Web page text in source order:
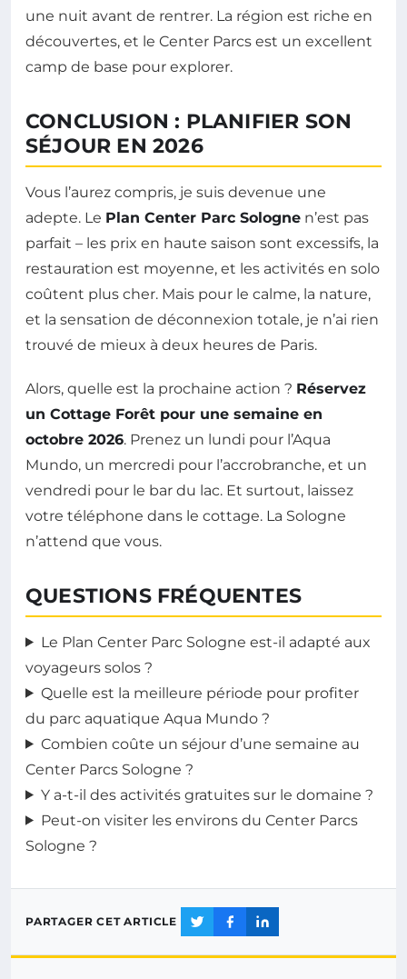
une nuit avant de rentrer. La région est riche en
découvertes, et le Center Parcs est un excellent
camp de base pour explorer.
CONCLUSION : PLANIFIER SON
SÉJOUR EN 2026
Vous l’aurez compris, je suis devenue une
adepte. Le Plan Center Parc Sologne n’est pas
parfait – les prix en haute saison sont excessifs, la
restauration est moyenne, et les activités en solo
coûtent plus cher. Mais pour le calme, la nature,
et la sensation de déconnexion totale, je n’ai rien
trouvé de mieux à deux heures de Paris.
Alors, quelle est la prochaine action ? Réservez
un Cottage Forêt pour une semaine en
octobre 2026. Prenez un lundi pour l’Aqua
Mundo, un mercredi pour l’accrobranche, et un
vendredi pour le bar du lac. Et surtout, laissez
votre téléphone dans le cottage. La Sologne
n’attend que vous.
QUESTIONS FRÉQUENTES
Le Plan Center Parc Sologne est-il adapté aux
voyageurs solos ?
Quelle est la meilleure période pour profiter
du parc aquatique Aqua Mundo ?
Combien coûte un séjour d’une semaine au
Center Parcs Sologne ?
Y a-t-il des activités gratuites sur le domaine ?
Peut-on visiter les environs du Center Parcs
Sologne ?
PARTAGER CET ARTICLE